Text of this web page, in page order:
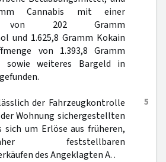
Cannabis mit einer
von 202 Gramm
und 1.625,8 Gramm Kokain
von 1.393,8 Gramm
sowie weiteres Bargeld in
5
der Fahrzeugkontrolle
Wohnung sichergestellten
sich um Erlöse aus früheren,
feststellbaren
des Angeklagten A. .